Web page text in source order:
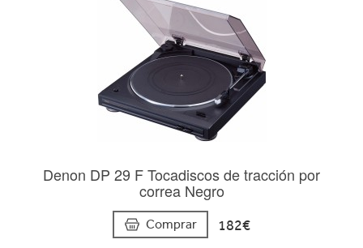
Denon DP 29 F Tocadiscos de tracción por
correa Negro
Comprar 182€